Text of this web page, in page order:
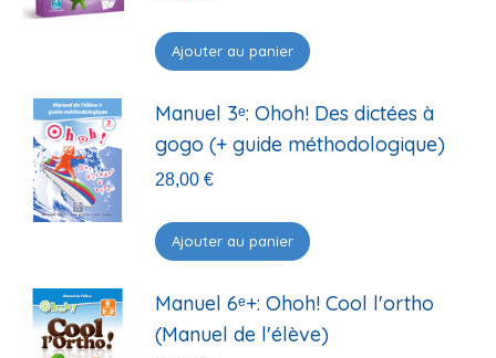
Ajouter au panier
Manuel 3ᵉ: Ohoh! Des dictées à
gogo (+ guide méthodologique)
28,00 €
Ajouter au panier
Manuel 6ᵉ+: Ohoh! Cool l'ortho
(Manuel de l'élève)